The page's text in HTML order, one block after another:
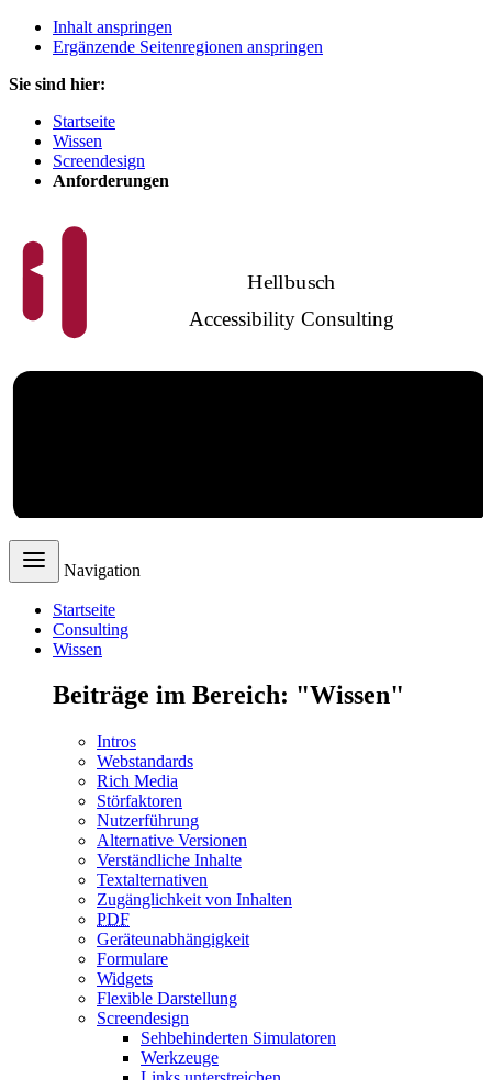
Inhalt anspringen
Ergänzende Seitenregionen anspringen
Sie sind hier:
Startseite
Wissen
Screendesign
Anforderungen
Hellbusch
Accessibility Consulting
Navigation
Startseite
Consulting
Wissen
Beiträge im Bereich: "Wissen"
Intros
Webstandards
Rich Media
Störfaktoren
Nutzerführung
Alternative Versionen
Verständliche Inhalte
Textalternativen
Zugänglichkeit von Inhalten
PDF
Geräteunabhängigkeit
Formulare
Widgets
Flexible Darstellung
Screendesign
Sehbehinderten Simulatoren
Werkzeuge